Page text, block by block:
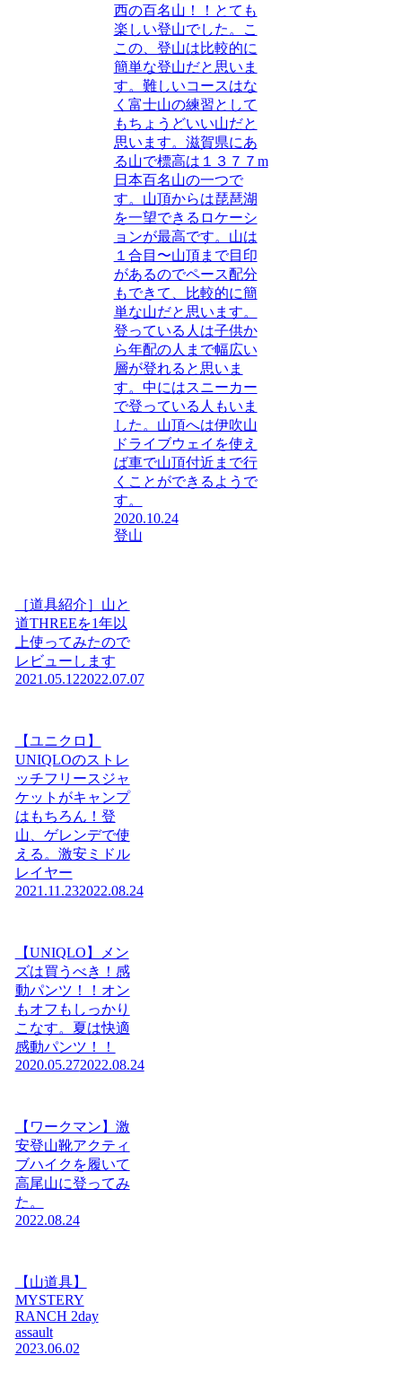
西の百名山！！とても
楽しい登山でした。こ
この、登山は比較的に
簡単な登山だと思いま
す。難しいコースはな
く富士山の練習として
もちょうどいい山だと
思います。滋賀県にあ
る山で標高は１３７７m
日本百名山の一つで
す。山頂からは琵琶湖
を一望できるロケーシ
ョンが最高です。山は
１合目〜山頂まで目印
があるのでペース配分
もできて、比較的に簡
単な山だと思います。
登っている人は子供か
ら年配の人まで幅広い
層が登れると思いま
す。中にはスニーカー
で登っている人もいま
した。山頂へは伊吹山
ドライブウェイを使え
ば車で山頂付近まで行
くことができるようで
す。
2020.10.24
登山
［道具紹介］山と
道THREEを1年以
上使ってみたので
レビューします
2021.05.122022.07.07
【ユニクロ】
UNIQLOのストレ
ッチフリースジャ
ケットがキャンプ
はもちろん！登
山、ゲレンデで使
える。激安ミドル
レイヤー
2021.11.232022.08.24
【UNIQLO】メン
ズは買うべき！感
動パンツ！！オン
もオフもしっかり
こなす。夏は快適
感動パンツ！！
2020.05.272022.08.24
【ワークマン】激
安登山靴アクティ
ブハイクを履いて
高尾山に登ってみ
た。
2022.08.24
【山道具】
MYSTERY
RANCH 2day
assault
2023.06.02